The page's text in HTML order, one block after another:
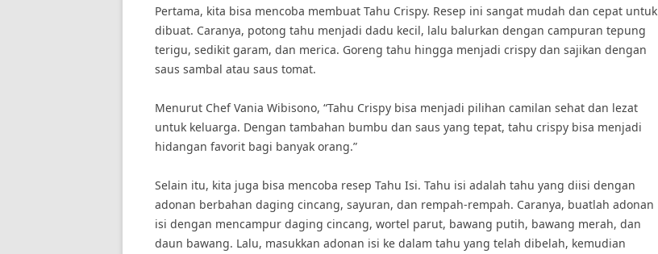
Pertama, kita bisa mencoba membuat Tahu Crispy. Resep ini sangat mudah dan cepat untuk
dibuat. Caranya, potong tahu menjadi dadu kecil, lalu balurkan dengan campuran tepung
terigu, sedikit garam, dan merica. Goreng tahu hingga menjadi crispy dan sajikan dengan
saus sambal atau saus tomat.
Menurut Chef Vania Wibisono, “Tahu Crispy bisa menjadi pilihan camilan sehat dan lezat
untuk keluarga. Dengan tambahan bumbu dan saus yang tepat, tahu crispy bisa menjadi
hidangan favorit bagi banyak orang.”
Selain itu, kita juga bisa mencoba resep Tahu Isi. Tahu isi adalah tahu yang diisi dengan
adonan berbahan daging cincang, sayuran, dan rempah-rempah. Caranya, buatlah adonan
isi dengan mencampur daging cincang, wortel parut, bawang putih, bawang merah, dan
daun bawang. Lalu, masukkan adonan isi ke dalam tahu yang telah dibelah, kemudian